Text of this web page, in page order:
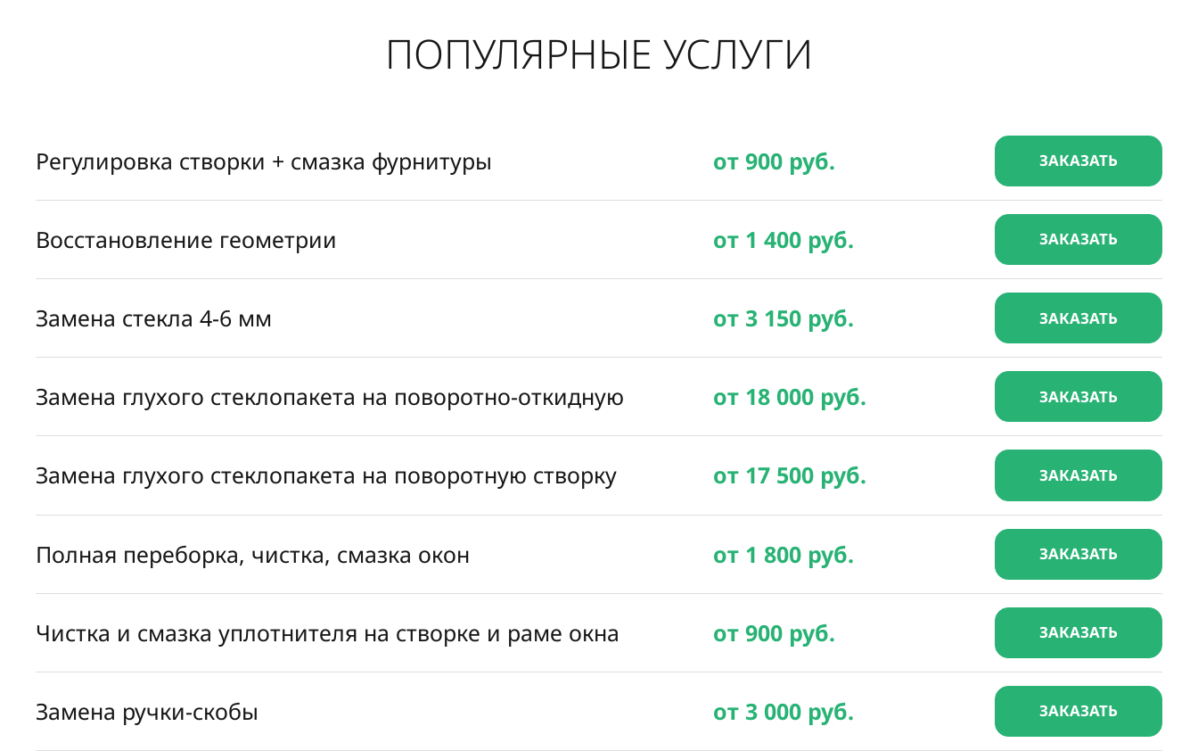
ПОПУЛЯРНЫЕ УСЛУГИ
Регулировка створки + смазка фурнитуры от 900 руб. ЗАКАЗАТЬ
Восстановление геометрии от 1 400 руб. ЗАКАЗАТЬ
Замена стекла 4-6 мм от 3 150 руб. ЗАКАЗАТЬ
Замена глухого стеклопакета на поворотно-откидную от 18 000 руб. ЗАКАЗАТЬ
Замена глухого стеклопакета на поворотную створку от 17 500 руб. ЗАКАЗАТЬ
Полная переборка, чистка, смазка окон от 1 800 руб. ЗАКАЗАТЬ
Чистка и смазка уплотнителя на створке и раме окна от 900 руб. ЗАКАЗАТЬ
Замена ручки-скобы от 3 000 руб. ЗАКАЗАТЬ